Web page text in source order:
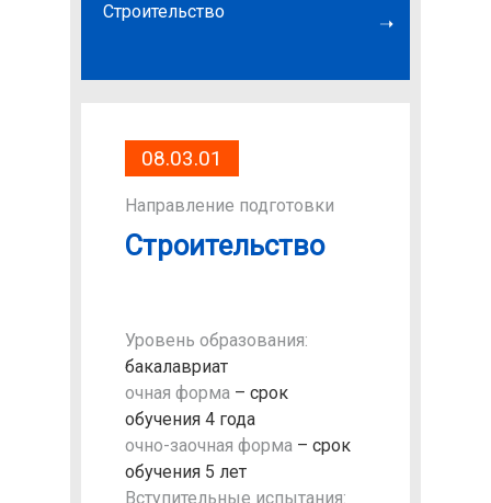
Строительство
08.03.01
Направление подготовки
Строительство
Уровень образования:
бакалавриат
очная форма – срок
обучения 4 года
очно-заочная форма – срок
обучения 5 лет
Вступительные испытания: